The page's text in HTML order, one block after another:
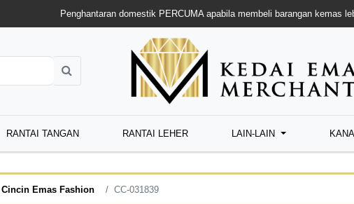
Penghantaran domestik PERCUMA apabila membeli barangan kemas
RANTAI TANGAN RANTAI LEHER LAIN-LAIN
Cincin Emas Fashion CC-031839